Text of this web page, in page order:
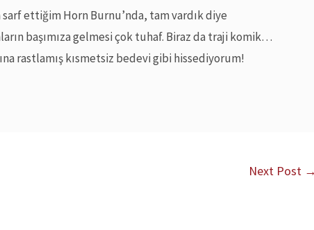
sarf ettiğim Horn Burnu’nda, tam vardık diye
başımıza gelmesi çok tuhaf. Biraz da traji komik…
rastlamış kısmetsiz bedevi gibi hissediyorum!
Next Post →